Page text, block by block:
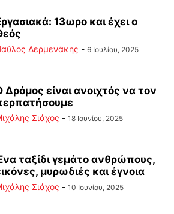
13ωρο και έχει ο
Δερμενάκης - 6 Ιουλίου, 2025
Δρόμος είναι ανοιχτός να τον
Σιάχος - 18 Ιουνίου, 2025
ταξίδι γεμάτο ανθρώπους,
μυρωδιές και έγνοια
Σιάχος - 10 Ιουνίου, 2025